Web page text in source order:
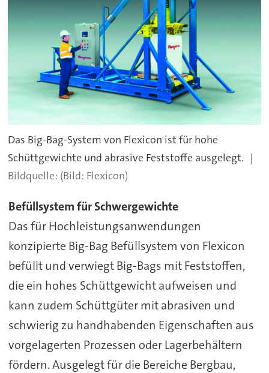
Das Big-Bag-System von Flexicon ist für hohe
Schüttgewichte und abrasive Feststoffe ausgelegt.
(Bild: Flexicon)
Befüllsystem für Schwergewichte
Das für Hochleistungsanwendungen
konzipierte Big-Bag Befüllsystem von Flexicon
befüllt und verwiegt Big-Bags mit Feststoffen,
die ein hohes Schüttgewicht aufweisen und
kann zudem Schüttgüter mit abrasiven und
schwierig zu handhabenden Eigenschaften aus
vorgelagerten Prozessen oder Lagerbehältern
fördern. Ausgelegt für die Bereiche Bergbau,